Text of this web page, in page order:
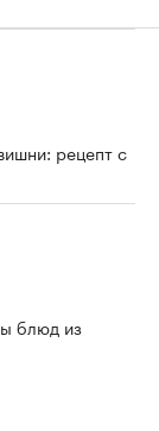
рецепт с
блюд из